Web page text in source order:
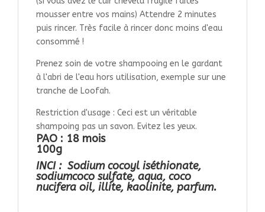
mousser entre vos mains) Attendre 2 minutes
puis rincer. Très facile à rincer donc moins d'eau
consommé !
Prenez soin de votre shampooing en le gardant
à l'abri de l'eau hors utilisation, exemple sur une
tranche de Loofah.
Restriction d'usage : Ceci est un véritable
shampoing pas un savon. Evitez les yeux.
PAO : 18 mois
100g
INCI : Sodium cocoyl iséthionate,
sodiumcoco sulfate, aqua, coco
nucifera oil, illite, kaolinite, parfum.